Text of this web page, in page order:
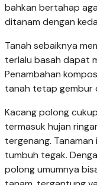
bahkan bertahap
ditanam dengan
Tanah sebaiknya
terlalu basah dapat
Penambahan
tanah tetap gembur
Kacang polong
termasuk hujan
tergenang.
tumbuh tegak.
polong umumnya